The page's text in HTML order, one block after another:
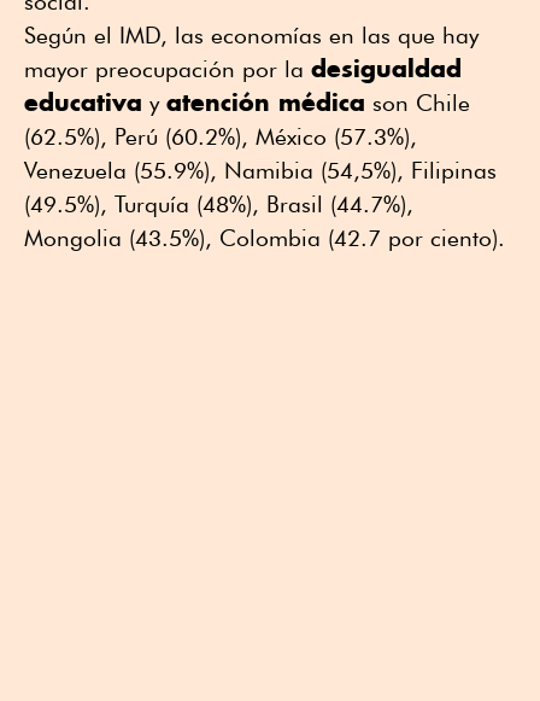
Según el IMD, las economías en las que hay
mayor preocupación por la desigualdad
educativa y atención médica son Chile
(62.5%), Perú (60.2%), México (57.3%),
Venezuela (55.9%), Namibia (54,5%), Filipinas
(49.5%), Turquía (48%), Brasil (44.7%),
Mongolia (43.5%), Colombia (42.7 por ciento).